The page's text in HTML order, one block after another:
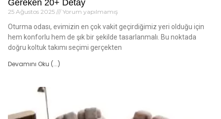
Gereken 20+ Detay
25 Ağustos 2025 Yorum yapılmamış
Oturma odası, evimizin en çok vakit geçirdiğimiz yeri olduğu için
hem konforlu hem de şık bir şekilde tasarlanmalı. Bu noktada
doğru koltuk takımı seçimi gerçekten
Devamını Oku (...)